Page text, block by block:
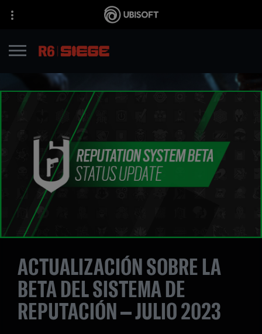
ACTUALIZACIÓN SOBRE LA
BETA DEL SISTEMA DE
REPUTACIÓN – JULIO 2023